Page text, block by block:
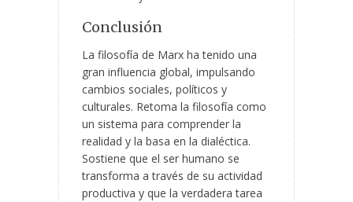
Conclusión
La filosofía de Marx ha tenido una
gran influencia global, impulsando
cambios sociales, políticos y
culturales. Retoma la filosofía como
un sistema para comprender la
realidad y la basa en la dialéctica.
Sostiene que el ser humano se
transforma a través de su actividad
productiva y que la verdadera tarea